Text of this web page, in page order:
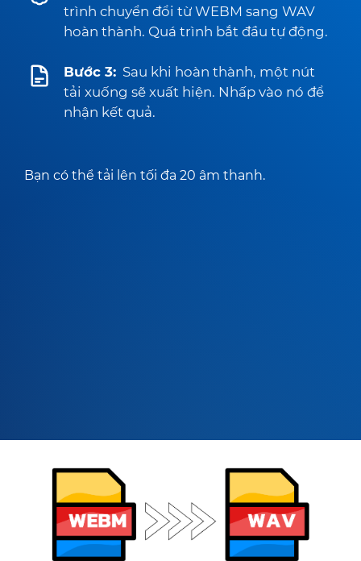
trình chuyển đổi từ WEBM sang WAV
hoàn thành. Quá trình bắt đầu tự động.
Bước 3: Sau khi hoàn thành, một nút
tải xuống sẽ xuất hiện. Nhấp vào nó để
nhận kết quả.
Bạn có thể tải lên tối đa 20 âm thanh.